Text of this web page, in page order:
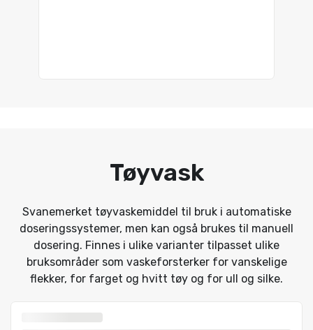
Tøyvask
Svanemerket tøyvaskemiddel til bruk i automatiske
doseringssystemer, men kan også brukes til manuell
dosering. Finnes i ulike varianter tilpasset ulike
bruksområder som vaskeforsterker for vanskelige
flekker, for farget og hvitt tøy og for ull og silke.